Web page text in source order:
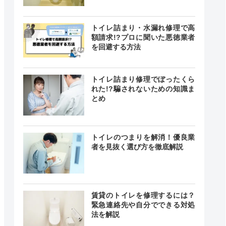
トイレ詰まり・水漏れ修理で高
額請求!?プロに聞いた悪徳業者
を回避する方法
トイレ詰まり修理でぼったくら
れた!?騙されないための知識ま
とめ
トイレのつまりを解消！優良業
者を見抜く選び方を徹底解説
賃貸のトイレを修理するには？
緊急連絡先や自分でできる対処
法を解説